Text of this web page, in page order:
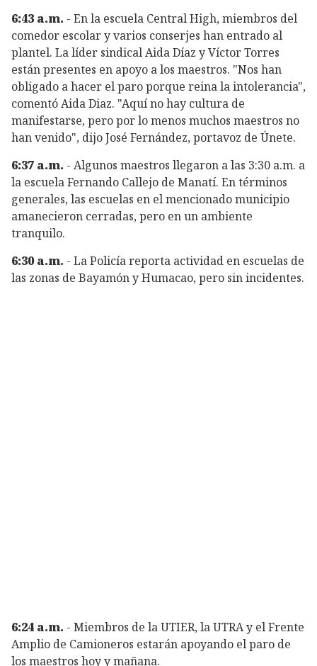
6:43 a.m. - En la escuela Central High, miembros del
comedor escolar y varios conserjes han entrado al
plantel. La líder sindical Aida Díaz y Víctor Torres
están presentes en apoyo a los maestros. "Nos han
obligado a hacer el paro porque reina la intolerancia",
comentó Aida Diaz. "Aquí no hay cultura de
manifestarse, pero por lo menos muchos maestros no
han venido", dijo José Fernández, portavoz de Únete.
6:37 a.m. - Algunos maestros llegaron a las 3:30 a.m. a
la escuela Fernando Callejo de Manatí. En términos
generales, las escuelas en el mencionado municipio
amanecieron cerradas, pero en un ambiente
tranquilo.
6:30 a.m. - La Policía reporta actividad en escuelas de
las zonas de Bayamón y Humacao, pero sin incidentes.
6:24 a.m. - Miembros de la UTIER, la UTRA y el Frente
Amplio de Camioneros estarán apoyando el paro de
los maestros hoy y mañana.